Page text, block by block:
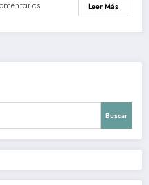
Leer Más
Buscar